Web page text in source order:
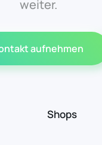
weiter.
aufnehmen
Shops